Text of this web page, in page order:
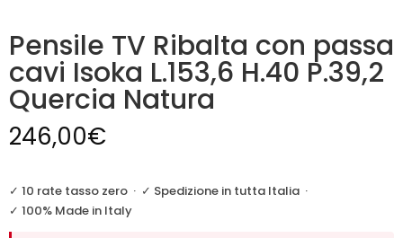
Pensile TV Ribalta con passa
cavi Isoka L.153,6 H.40 P.39,2
Quercia Natura
246,00€
✓ 10 rate tasso zero · ✓ Spedizione in tutta Italia ·
✓ 100% Made in Italy